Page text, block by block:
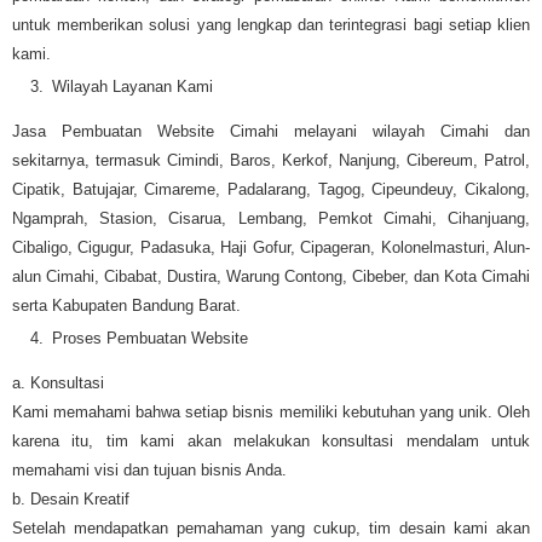
untuk memberikan solusi yang lengkap dan terintegrasi bagi setiap klien
kami.
Wilayah Layanan Kami
Jasa Pembuatan Website Cimahi melayani wilayah Cimahi dan
sekitarnya, termasuk Cimindi, Baros, Kerkof, Nanjung, Cibereum, Patrol,
Cipatik, Batujajar, Cimareme, Padalarang, Tagog, Cipeundeuy, Cikalong,
Ngamprah, Stasion, Cisarua, Lembang, Pemkot Cimahi, Cihanjuang,
Cibaligo, Cigugur, Padasuka, Haji Gofur, Cipageran, Kolonelmasturi, Alun-
alun Cimahi, Cibabat, Dustira, Warung Contong, Cibeber, dan Kota Cimahi
serta Kabupaten Bandung Barat.
Proses Pembuatan Website
a. Konsultasi
Kami memahami bahwa setiap bisnis memiliki kebutuhan yang unik. Oleh
karena itu, tim kami akan melakukan konsultasi mendalam untuk
memahami visi dan tujuan bisnis Anda.
b. Desain Kreatif
Setelah mendapatkan pemahaman yang cukup, tim desain kami akan